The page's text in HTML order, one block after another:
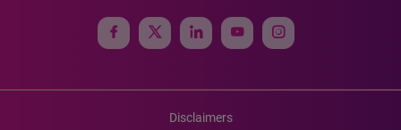
Disclaimers